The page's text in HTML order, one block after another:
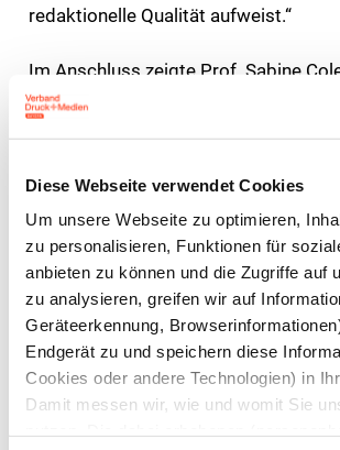
Diese Webseite verwendet Cookies
Um unsere Webseite zu optimieren,
zu personalisieren, Funktionen für
anbieten zu können und die Zugriffe auf
zu analysieren, greifen wir auf
Geräteerkennung,
Endgerät zu und speichern diese
Cookies oder andere Technologien) in
Damit messen wir, wie und womit Sie
redaktionelle Qualität aufweist.“
Im Anschluss zeigte Prof. Sabine
Gestaltung, Hildesheim) in ihrem
Gestaltung als demokratischer Akt
komplexe politische Inhalte
und greifbar machen kann. „Print
bauen zwischen Politik und
Lesbarkeit, Materialität und Respekt“,
die Erfahrungen ihres Projektes